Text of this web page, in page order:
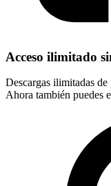
Acceso ilimitado
Descargas ilimitadas
Ahora también puedes